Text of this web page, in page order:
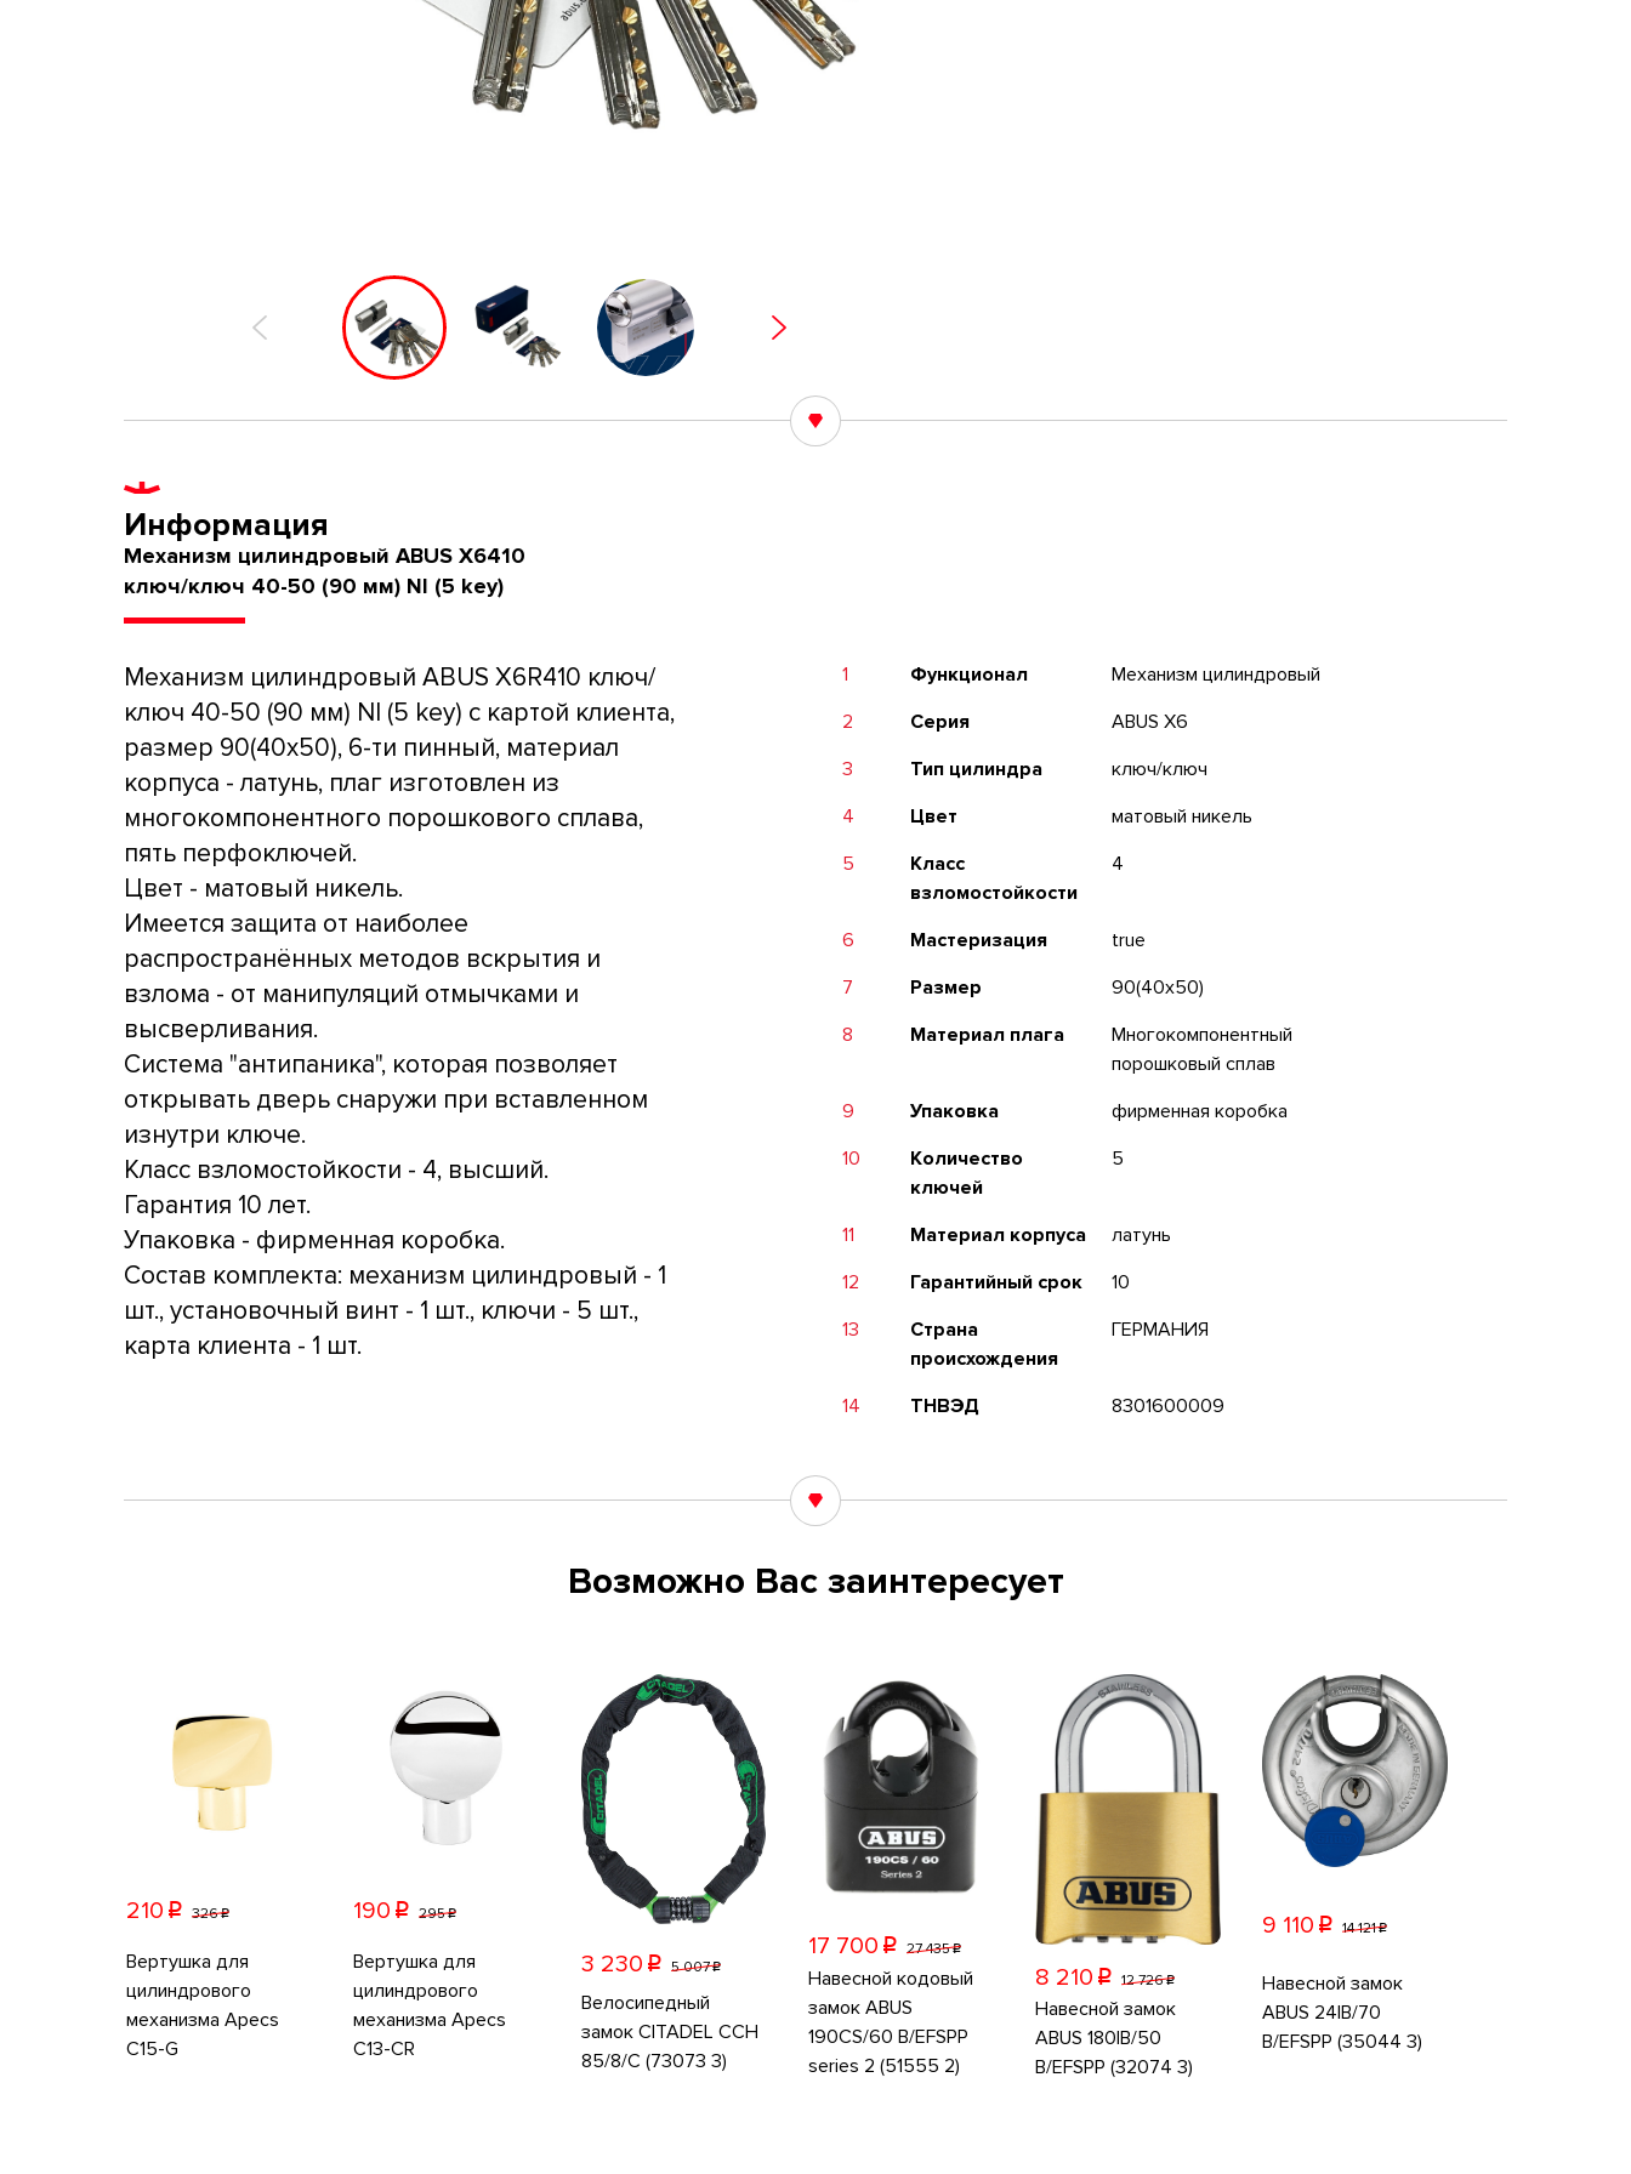
Информация
Механизм цилиндровый ABUS X6410
ключ/ключ 40-50 (90 мм) NI (5 key)
Механизм цилиндровый ABUS X6R410 ключ/
ключ 40-50 (90 мм) NI (5 key) с картой клиента,
размер 90(40x50), 6-ти пинный, материал
корпуса - латунь, плаг изготовлен из
многокомпонентного порошкового сплава,
пять перфоключей.
Цвет - матовый никель.
Имеется защита от наиболее
распространённых методов вскрытия и
взлома - от манипуляций отмычками и
высверливания.
Система "антипаника", которая позволяет
открывать дверь снаружи при вставленном
изнутри ключе.
Класс взломостойкости - 4, высший.
Гарантия 10 лет.
Упаковка - фирменная коробка.
Состав комплекта: механизм цилиндровый - 1
шт., установочный винт - 1 шт., ключи - 5 шт.,
карта клиента - 1 шт.
1 Функционал
Механизм цилиндровый
2
Серия
ABUS X6
3
Тип цилиндра
ключ/ключ
4
Цвет
матовый никель
5
Класс
взломостойкости
4
6 Мастеризация
true
7
Размер
90(40x50)
8
Материал плага
Многокомпонентный
порошковый сплав
9
Упаковка
фирменная коробка
10
Количество
ключей
5
11 Материал корпуса
латунь
12
Гарантийный срок
10
13
Страна
происхождения
ГЕРМАНИЯ
14 ТНВЭД 8301600009
Возможно Вас заинтересует
210 p 326p
Вертушка для
цилиндрового
механизма Apecs
C15-G
190 p 295p
Вертушка для
цилиндрового
механизма Apecs
C13-CR
3 230 p 5 007p
Велосипедный
замок CITADEL CCH
85/8/C (73073 3)
17 700 p 27 435p
Навесной кодовый
замок ABUS
190CS/60 B/EFSPP
series 2 (51555 2)
8 210 p 12 726p
Навесной замок
ABUS 180IB/50
B/EFSPP (32074 3)
9 110 p 14 121p
Навесной замок
ABUS 24IB/70
B/EFSPP (35044 3)